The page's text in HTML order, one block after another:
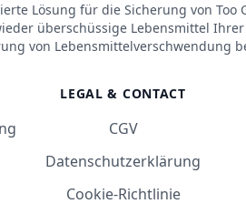
Lösung für die Sicherung von Too
überschüssige Lebensmittel
von Lebensmittelverschwendung
LEGAL & CONTACT
CGV
Datenschutzerklärung
Cookie-Richtlinie